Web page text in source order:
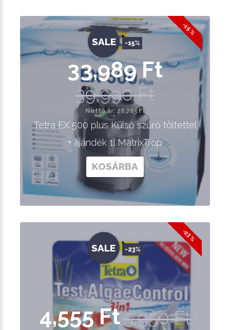
-15 %
SALE -15%
33,989 Ft
39,990 Ft
Nettó ár: 26,763 Ft
Tetra EX 500 plus Külső szűrő töltettel
+ ajándék 1l MatrixTrop
KOSÁRBA
-23 %
SALE -23%
4,555 Ft5,950 Ft